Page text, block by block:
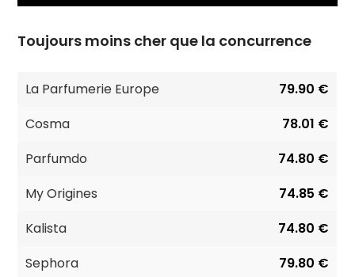
Toujours moins cher que la concurrence
La Parfumerie Europe
79.90 €
Cosma
78.01 €
Parfumdo
74.80 €
My Origines
74.85 €
Kalista
74.80 €
Sephora
79.80 €